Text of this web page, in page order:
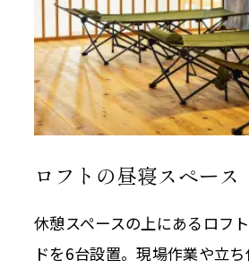
ロフトの昼寝スペース
休憩スペースの上にあるロフ
ドを6台設置。現場作業や立